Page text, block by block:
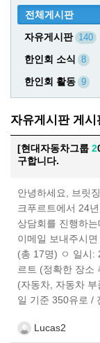
전체게시판
자유게시판 140
한인회 소식 8
한인회 활동 9
자유게시판 게
[현대자동차그룹 2
구합니다.
안녕하세요, 브릿
크푸르트에서 24
상담회를 진행하
이메일 보내주시
(총 17명) ㅇ 일시:
르트 (정확한 장소
(자동차, 자동차
일 기준 350유로 /
Lucas2